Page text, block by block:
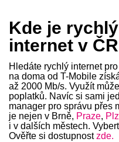
Kde je rychlý
internet v
Hledáte rychlý internet
na doma od T-Mobile
až 2000 Mb/s. Využít
poplatků. Navíc si sami
manager pro správu přes
je nejen v Brně, Praze,
i v dalších městech.
Ověřte si dostupnostzde.